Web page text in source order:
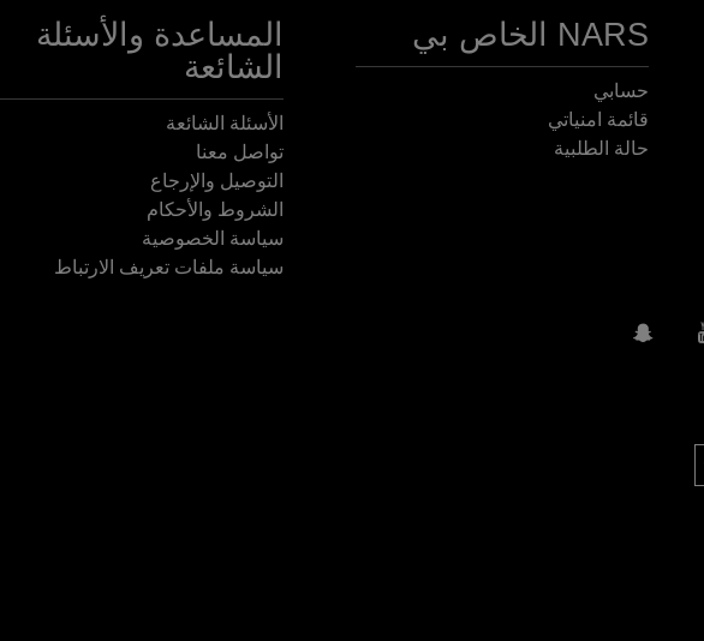
NARS الخاص بي
حسابي
قائمة امنياتي
حالة الطلبية
المساعدة والأسئلة
الشائعة
الأسئلة الشائعة
تواصل معنا
التوصيل والإرجاع
الشروط والأحكام
سياسة الخصوصية
سياسة ملفات تعريف الارتباط